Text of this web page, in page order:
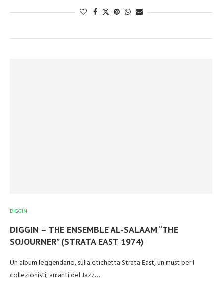
DIGGIN
DIGGIN – THE ENSEMBLE AL-SALAAM “THE
SOJOURNER” (STRATA EAST 1974)
Un album leggendario, sulla etichetta Strata East, un must per I
collezionisti, amanti del Jazz…